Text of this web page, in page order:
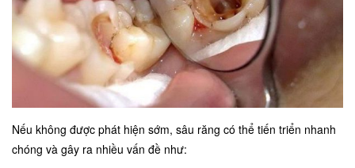
Nếu không được phát hiện sớm, sâu răng có thể tiến triển nhanh
chóng và gây ra nhiều vấn đề như: